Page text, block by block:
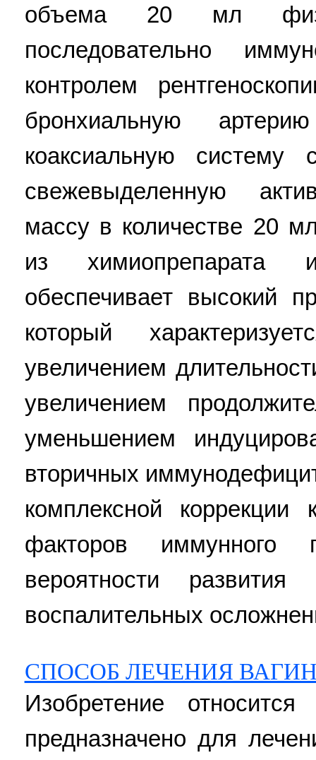
объема 20 мл
последовательно
контролем
бронхиальную
коаксиальную систему
свежевыделенную
массу в количестве 20
из химиопрепарата
обеспечивает высокий
который
увеличением
увеличением
уменьшением
вторичных
комплексной коррекции
факторов иммунного
вероятности развития
воспалительных
СПОСОБ ЛЕЧЕНИЯ
Изобретение
предназначено для